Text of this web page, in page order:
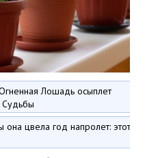
Лошадь осыплет
Судьбы
она цвела год напролет: этот